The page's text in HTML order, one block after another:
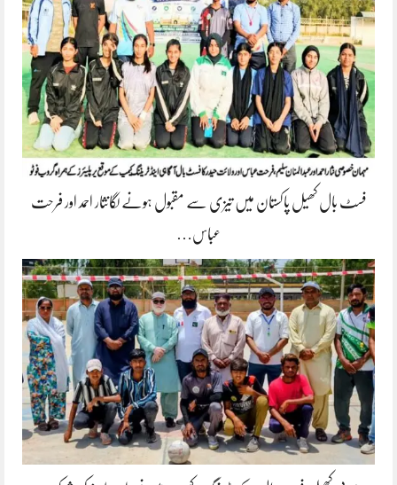
فسٹ بال کھیل پاکستان میں تیزی سے مقبول ہونے لگانثار احمد اور فرحت
عباس…